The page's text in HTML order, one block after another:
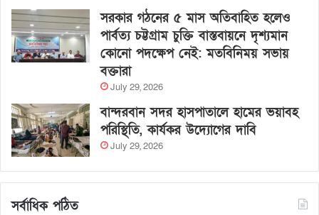
সরকার গঠনের ৫ মাস অতিবাহিত হলেও
পার্বত্য চট্টগ্রাম চুক্তি বাস্তবায়নে দৃশ্যমান
কোনো পদক্ষেপ নেই: মতবিনিময় সভায়
বক্তারা
July 29, 2026
বান্দরবান সদর হাসপাতালে হামের ভয়াবহ
পরিস্থিতি, কার্যকর উদ্যোগের দাবি
July 29, 2026
সর্বাধিক পঠিত